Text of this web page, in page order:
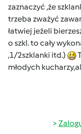
zaznaczyć ,że
trzeba zważyć
łatwiej jeżeli
o szkl. to cały
,1/2szklanki itd.)
młodych